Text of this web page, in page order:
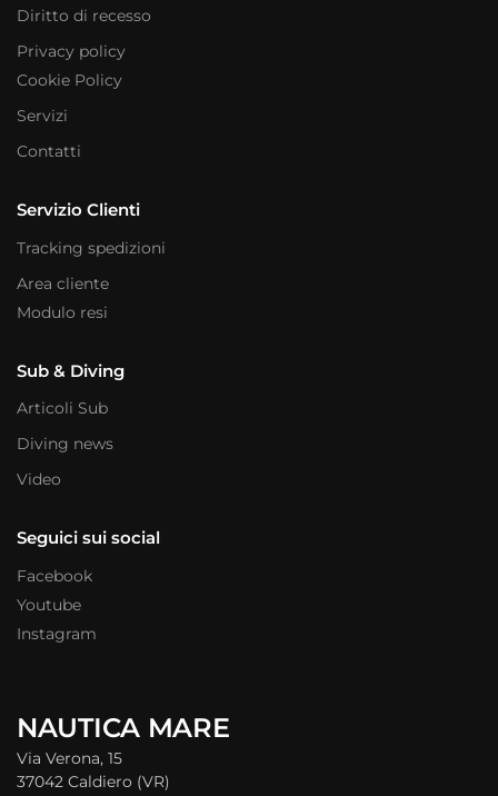
Diritto di recesso
Privacy policy
Cookie Policy
Servizi
Contatti
Servizio Clienti
Tracking spedizioni
Area cliente
Modulo resi
Sub & Diving
Articoli Sub
Diving news
Video
Seguici sui social
Facebook
Youtube
Instagram
NAUTICA MARE
Via Verona, 15
37042 Caldiero (VR)